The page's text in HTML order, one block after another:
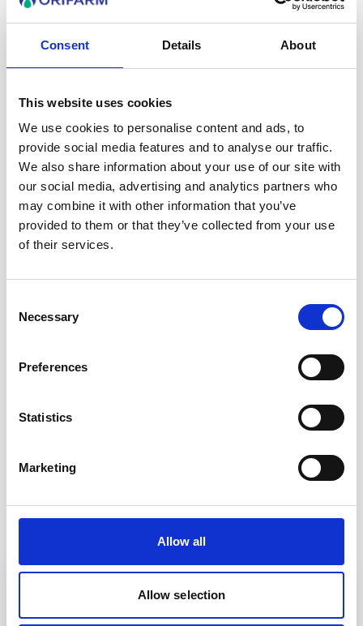
Consent Details About
This website uses cookies
We use cookies to personalise content and ads, to
provide social media features and to analyse our traffic.
We also share information about your use of our site with
our social media, advertising and analytics partners who
may combine it with other information that you’ve
provided to them or that they’ve collected from your use
of their services.
Selection
Necessary
Preferences
Statistics
Marketing
Allow all
Allow selection
HVORFOR SKAL JEG OPPSØKE LEGE
HVA SKJER HVIS JEG IKKE
BEHANDLER SKABB?
Referanser:
Skabb - håndbok for helsepersonell-
Skabb- Helsenorge.no
Alle artikler om skabb